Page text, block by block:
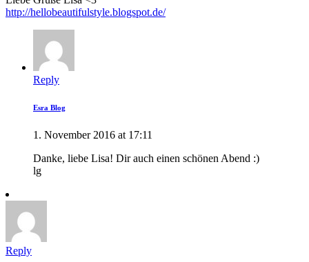
http://hellobeautifulstyle.blogspot.de/
Reply
Esra Blog
1. November 2016 at 17:11
Danke, liebe Lisa! Dir auch einen schönen Abend :)
lg
Reply